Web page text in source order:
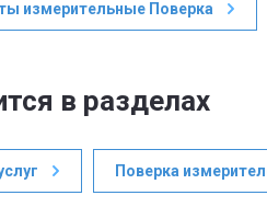
измерительные Поверка
в разделах
Поверка